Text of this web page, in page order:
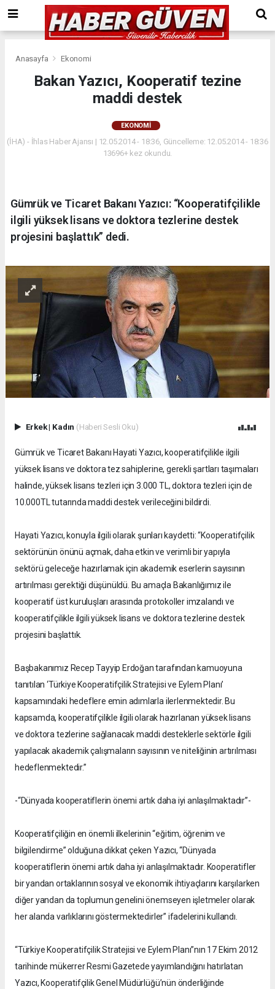
Anasayfa Ekonomi
Bakan Yazıcı, Kooperatif tezine
maddi destek
EKONOMI
(İHA) - İhlas Haber Ajansı | 12.05.2014 - 18:36, Güncelleme: 12.05.2014 - 18:36
13696+ kez okundu.
Gümrük ve Ticaret Bakanı Yazıcı: “Kooperatifçilikle
ilgili yüksek lisans ve doktora tezlerine destek
projesini başlattık” dedi.
Erkek| Kadın (Haberi Sesli Oku)
Gümrük ve Ticaret Bakanı Hayati Yazıcı, kooperatifçilikle ilgili
yüksek lisans ve doktora tez sahiplerine, gerekli şartları taşımaları
halinde, yüksek lisans tezleri için 3.000 TL, doktora tezleri için de
10.000TL tutarında maddi destek verileceğini bildirdi.
Hayati Yazıcı, konuyla ilgili olarak şunları kaydetti: “Kooperatifçilik
sektörünün önünü açmak, daha etkin ve verimli bir yapıyla
sektörü geleceğe hazırlamak için akademik eserlerin sayısının
artırılması gerektiği düşünüldü. Bu amaçla Bakanlığımız ile
kooperatif üst kuruluşları arasında protokoller imzalandı ve
kooperatifçilikle ilgili yüksek lisans ve doktora tezlerine destek
projesini başlattık.
Başbakanımız Recep Tayyip Erdoğan tarafından kamuoyuna
tanıtılan ‘Türkiye Kooperatifçilik Stratejisi ve Eylem Planı’
kapsamındaki hedeflere emin adımlarla ilerlenmektedir. Bu
kapsamda, kooperatifçilikle ilgili olarak hazırlanan yüksek lisans
ve doktora tezlerine sağlanacak maddi desteklerle sektörle ilgili
yapılacak akademik çalışmaların sayısının ve niteliğinin artırılması
hedeflenmektedir.”
-“Dünyada kooperatiflerin önemi artık daha iyi anlaşılmaktadır”-
Kooperatifçiliğin en önemli ilkelerinin “eğitim, öğrenim ve
bilgilendirme” olduğuna dikkat çeken Yazıcı, “Dünyada
kooperatiflerin önemi artık daha iyi anlaşılmaktadır. Kooperatifler
bir yandan ortaklarının sosyal ve ekonomik ihtiyaçlarını karşılarken
diğer yandan da toplumun genelini önemseyen işletmeler olarak
her alanda varlıklarını göstermektedirler” ifadelerini kullandı.
“Türkiye Kooperatifçilik Stratejisi ve Eylem Planı”nın 17 Ekim 2012
tarihinde mükerrer Resmi Gazetede yayımlandığını hatırlatan
Yazıcı, Kooperatifçilik Genel Müdürlüğü’nün önderliğinde